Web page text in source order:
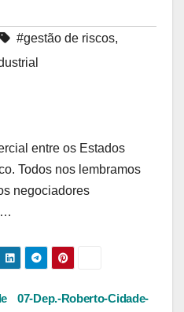
#gestão de riscos,
entre os Estados
Todos nos lembramos
negociadores
…
07-Dep.-Roberto-Cidade-